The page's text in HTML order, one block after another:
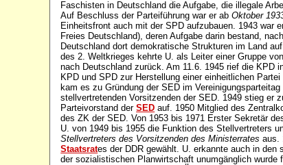
Faschisten in Deutschland die Aufgabe, die illegale
Auf Beschluss der Parteiführung war er abOktober
Einheitsfront auch mit der SPD aufzubauen. 1943 war
Freies Deutschland), deren Aufgabe darin bestand,
Deutschland dort demokratische Strukturen im Land
des 2. Weltkrieges kehrte U. als Leiter einer Gruppe
nach Deutschland zurück. Am 11.6. 1945 rief die KPD
KPD und SPD zur Herstellung einer einheitlichen
kam es zu Gründung der SED im
stellvertretenden Vorsitzenden der SED. 1949 stieg er
Parteivorstand derSED auf. 1950 Mitglied des
des ZK der SED. Von 1953 bis 1971 Erster Sekretär
U. von 1949 bis 1955 die Funktion des Stellvertreters
Stellvertreters des Vorsitzenden des Ministerrates aus.
Staatsrates der DDR gewählt. U. erkannte auch in
der sozialistischen Planwirtschaft unumgänglich wurde